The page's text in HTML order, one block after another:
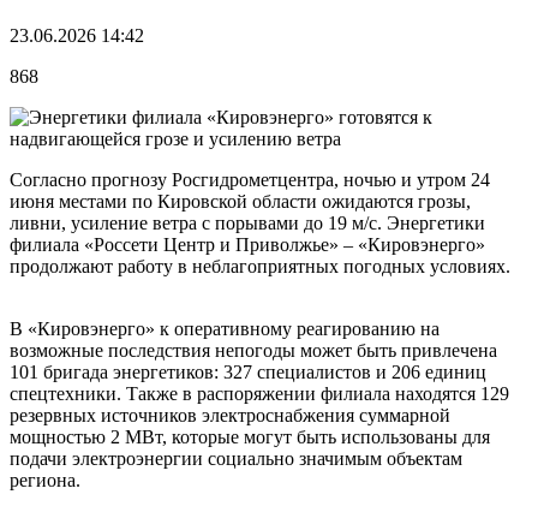
23.06.2026 14:42
868
Согласно прогнозу Росгидрометцентра, ночью и утром 24
июня местами по Кировской области ожидаются грозы,
ливни, усиление ветра с порывами до 19 м/с. Энергетики
филиала «Россети Центр и Приволжье» – «Кировэнерго»
продолжают работу в неблагоприятных погодных условиях.
В «Кировэнерго» к оперативному реагированию на
возможные последствия непогоды может быть привлечена
101 бригада энергетиков: 327 специалистов и 206 единиц
спецтехники. Также в распоряжении филиала находятся 129
резервных источников электроснабжения суммарной
мощностью 2 МВт, которые могут быть использованы для
подачи электроэнергии социально значимым объектам
региона.